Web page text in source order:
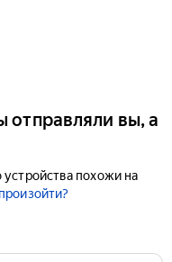
отправляли вы, а
похожи на